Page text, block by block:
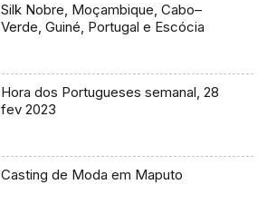
Silk Nobre, Moçambique, Cabo–
Verde, Guiné, Portugal e Escócia
Hora dos Portugueses semanal, 28
fev 2023
Casting de Moda em Maputo